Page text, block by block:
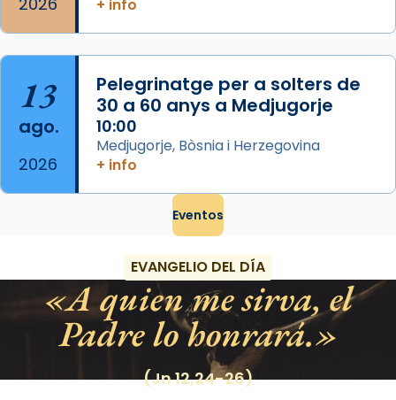
+ info
13
ago.
2026
Pelegrinatge per a solters de
30 a 60 anys a Medjugorje
10:00
Medjugorje, Bòsnia i Herzegovina
+ info
Eventos
EVANGELIO DEL DÍA
A quien me sirva, el
Padre lo honrará.
(Jn 12,24-26)